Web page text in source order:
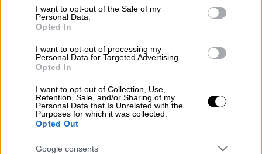
consent section.
I want to opt-out of the Sale of my
Personal Data.
Opted In
I want to opt-out of processing my
Personal Data for Targeted Advertising.
Opted In
I want to opt-out of Collection, Use,
Retention, Sale, and/or Sharing of my
Personal Data that Is Unrelated with the
Purposes for which it was collected.
Opted Out
Google consents
Αλλά, έχουμε πλέον και νεότερα για την
κατηγορία των θεραπευτικών, που
ονομάζονται μονοκλωνικά αντισώματα και
διέρχονται κλινικές δοκιμές και για
πρόληψη και για θεραπεία. Η χρήση των
μονοκλωνικών αντισωμάτων
ακριβή θεραπεία και η παραγωγή τους είναι
χρονοβόρα, άρα να θυμόμαστε πως αρχικά θα
έχουμε μικρό αριθμό διαθέσιμων δόσεων.